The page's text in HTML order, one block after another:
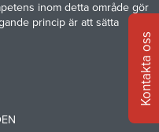
Kontakta oss
inom detta område gör
princip är att sätta